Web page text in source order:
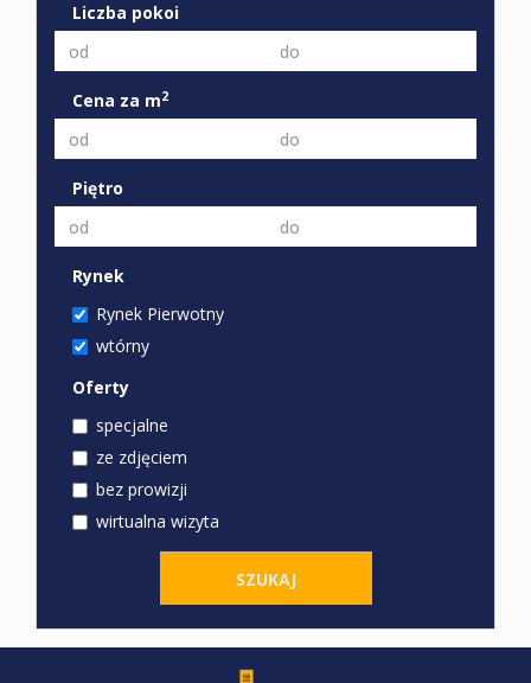
Liczba pokoi
Cena za m2
Piętro
Rynek
Rynek Pierwotny
wtórny
Oferty
specjalne
ze zdjęciem
bez prowizji
wirtualna wizyta